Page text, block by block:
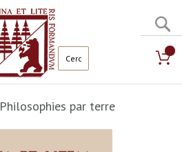
Philosophies par terre